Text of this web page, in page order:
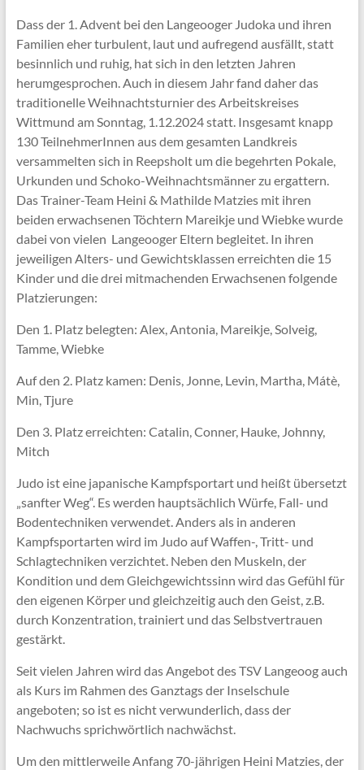
Dass der 1. Advent bei den Langeooger Judoka und ihren
Familien eher turbulent, laut und aufregend ausfällt, statt
besinnlich und ruhig, hat sich in den letzten Jahren
herumgesprochen. Auch in diesem Jahr fand daher das
traditionelle Weihnachtsturnier des Arbeitskreises
Wittmund am Sonntag, 1.12.2024 statt. Insgesamt knapp
130 TeilnehmerInnen aus dem gesamten Landkreis
versammelten sich in Reepsholt um die begehrten Pokale,
Urkunden und Schoko-Weihnachtsmänner zu ergattern.
Das Trainer-Team Heini & Mathilde Matzies mit ihren
beiden erwachsenen Töchtern Mareikje und Wiebke wurde
dabei von vielen Langeooger Eltern begleitet. In ihren
jeweiligen Alters- und Gewichtsklassen erreichten die 15
Kinder und die drei mitmachenden Erwachsenen folgende
Platzierungen:
Den 1. Platz belegten: Alex, Antonia, Mareikje, Solveig,
Tamme, Wiebke
Auf den 2. Platz kamen: Denis, Jonne, Levin, Martha, Mátè,
Min, Tjure
Den 3. Platz erreichten: Catalin, Conner, Hauke, Johnny,
Mitch
Judo ist eine japanische Kampfsportart und heißt übersetzt
„sanfter Weg“. Es werden hauptsächlich Würfe, Fall- und
Bodentechniken verwendet. Anders als in anderen
Kampfsportarten wird im Judo auf Waffen-, Tritt- und
Schlagtechniken verzichtet. Neben den Muskeln, der
Kondition und dem Gleichgewichtssinn wird das Gefühl für
den eigenen Körper und gleichzeitig auch den Geist, z.B.
durch Konzentration, trainiert und das Selbstvertrauen
gestärkt.
Seit vielen Jahren wird das Angebot des TSV Langeoog auch
als Kurs im Rahmen des Ganztags der Inselschule
angeboten; so ist es nicht verwunderlich, dass der
Nachwuchs sprichwörtlich nachwächst.
Um den mittlerweile Anfang 70-jährigen Heini Matzies, der